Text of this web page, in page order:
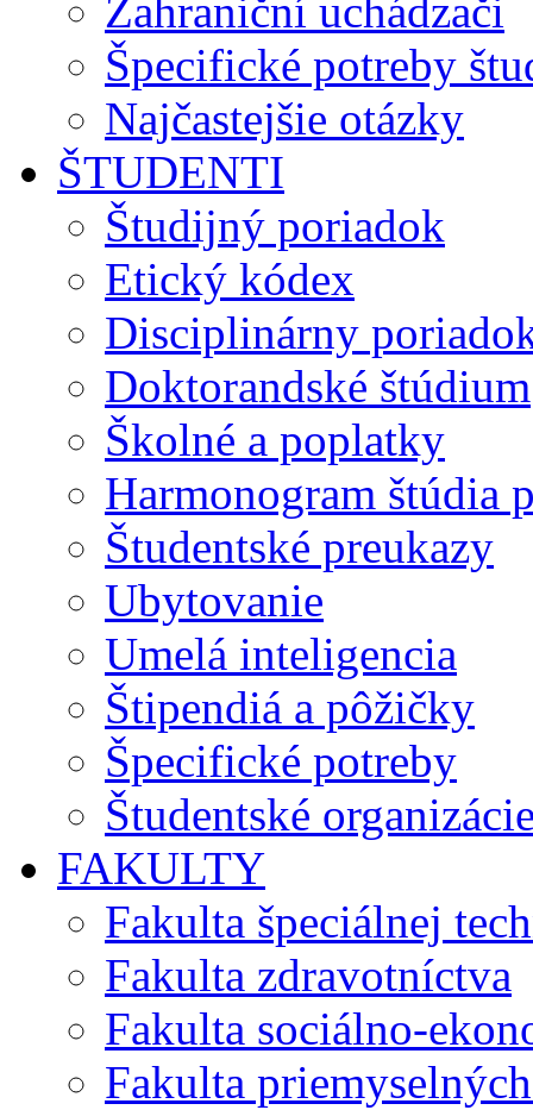
Zahraniční uchádzači
Špecifické potreby
Najčastejšie otázky
ŠTUDENTI
Študijný poriadok
Etický kódex
Disciplinárny
Doktorandské štúdium
Školné a poplatky
Harmonogram štúdia
Študentské preukazy
Ubytovanie
Umelá inteligencia
Štipendiá a pôžičky
Špecifické potreby
Študentské
FAKULTY
Fakulta špeciálnej
Fakulta zdravotníctva
Fakulta sociálno-
Fakulta